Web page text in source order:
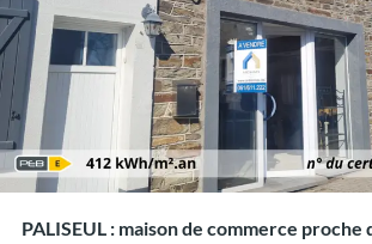
PALISEUL : maison de commerce proche